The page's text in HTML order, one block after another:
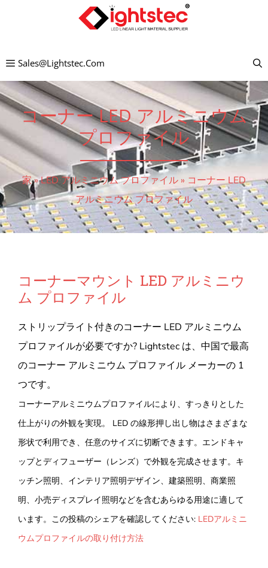
ン
ツ
へ
ス
キ
ッ
プ
Sales@lightstec.com
コーナー LED アルミニウム
プロファイル
家»LED アルミニウム プロファイル » コーナー LED
アルミニウム プロファイル
コーナーマウント LED アルミニウ
ム プロファイル
ストリップライト付きのコーナー LED アルミニウム
プロファイルが必要ですか? Lightstec は、中国で最高
のコーナー アルミニウム プロファイル メーカーの 1
つです。
コーナーアルミニウムプロファイルにより、すっきりとした
仕上がりの外観を実現。 LED の線形押し出し物はさまざまな
形状で利用でき、任意のサイズに切断できます。エンドキャ
ップとディフューザー（レンズ）で外観を完成させます。キ
ッチン照明、インテリア照明デザイン、建築照明、商業照
明、小売ディスプレイ照明などを含むあらゆる用途に適して
います。この投稿のシェアを確認してください: LEDアルミニ
ウムプロファイルの取り付け方法